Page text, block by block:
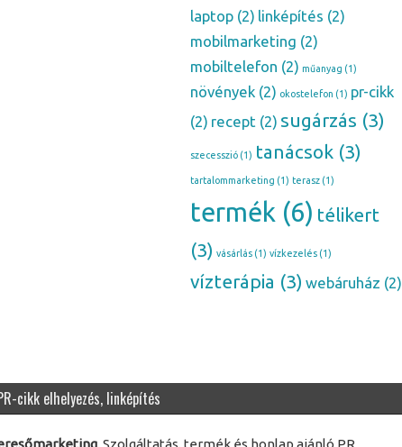
laptop (2) linképítés (2)
mobilmarketing (2)
mobiltelefon (2) műanyag (1)
növények (2) okostelefon (1) pr-cikk
(2) recept (2) sugárzás (3)
szecesszió (1) tanácsok (3)
tartalommarketing (1) terasz (1)
termék (6) télikert
(3) vásárlás (1) vízkezelés (1)
vízterápia (3) webáruház (2)
cikk elhelyezés, linképítés